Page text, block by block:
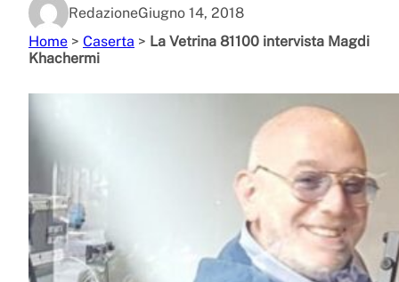
RedazioneGiugno 14, 2018
Home > Caserta > La Vetrina 81100 intervista Magdi
Khachermi